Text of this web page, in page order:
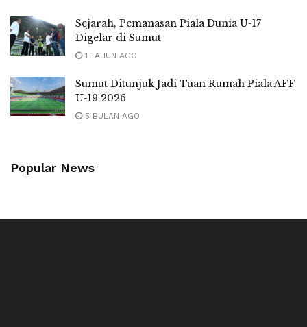
Sejarah, Pemanasan Piala Dunia U-17
Digelar di Sumut
1 TAHUN AGO
Sumut Ditunjuk Jadi Tuan Rumah Piala AFF
U-19 2026
5 BULAN AGO
Popular News